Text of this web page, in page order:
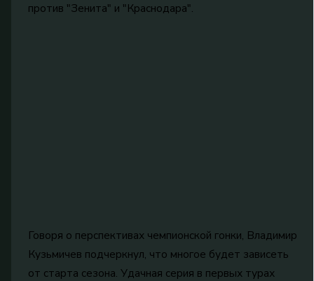
против "Зенита" и "Краснодара".
Говоря о перспективах чемпионской гонки, Владимир
Кузьмичев подчеркнул, что многое будет зависеть
от старта сезона. Удачная серия в первых турах